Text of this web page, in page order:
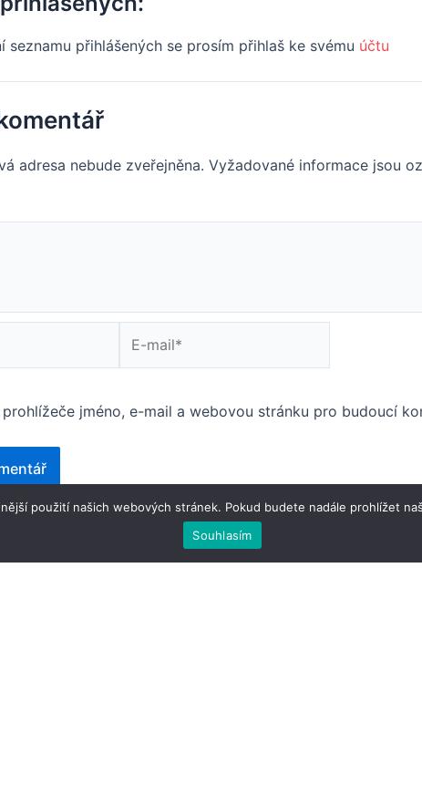
seznamu přihlášených se prosím přihlaš ke svému účtu
adresa nebude zveřejněna. Vyžadované informace jsou
mail*
jméno, e-mail a webovou stránku pro budoucí
použití našich webových stránek. Pokud budete nadále prohlížet
Souhlasím